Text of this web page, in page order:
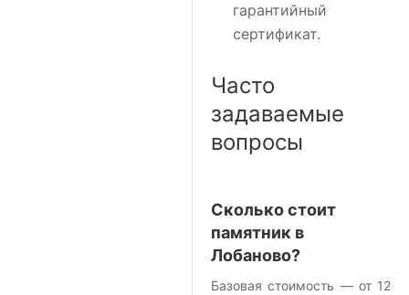
гарантийный
сертификат.
Часто
задаваемые
вопросы
Сколько стоит
памятник в
Лобаново?
Базовая стоимость — от 12